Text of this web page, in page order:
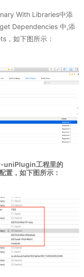
With Libraries中添
Dependencies 中,添
，如下图所示：
uniPlugin工程里的
置，如下图所示：